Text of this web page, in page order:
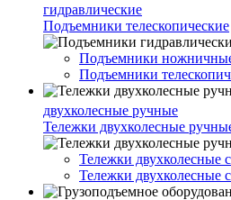
гидравлические
Подъемники телескопические
Подъемники
Подъемники
двухколесные ручные
Тележки двухколесные
Тележки двухколесные
Тележки двухколесные